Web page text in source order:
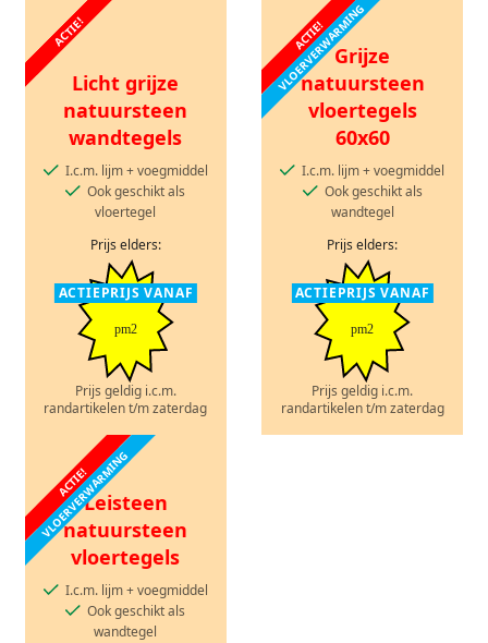
ACTIE!
Licht grijze
natuursteen
wandtegels
I.c.m. lijm + voegmiddel
Ook geschikt als
vloertegel
Prijs elders:
ACTIEPRIJS VANAF
pm2
Prijs geldig i.c.m.
randartikelen t/m zaterdag
ACTIE!
VLOERVERWARMING
Grijze
natuursteen
vloertegels
60x60
I.c.m. lijm + voegmiddel
Ook geschikt als
wandtegel
Prijs elders:
ACTIEPRIJS VANAF
pm2
Prijs geldig i.c.m.
randartikelen t/m zaterdag
ACTIE!
VLOERVERWARMING
Leisteen
natuursteen
vloertegels
I.c.m. lijm + voegmiddel
Ook geschikt als
wandtegel